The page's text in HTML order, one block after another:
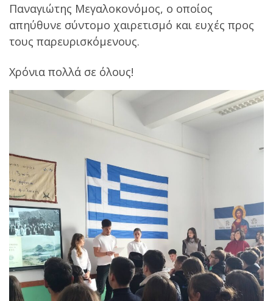
Παναγιώτης Μεγαλοκονόμος, ο οποίος
απηύθυνε σύντομο χαιρετισμό και ευχές προς
τους παρευρισκόμενους.
Χρόνια πολλά σε όλους!